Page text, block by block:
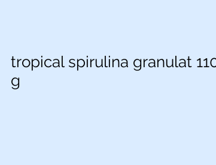
tropical spirulina granulat
g